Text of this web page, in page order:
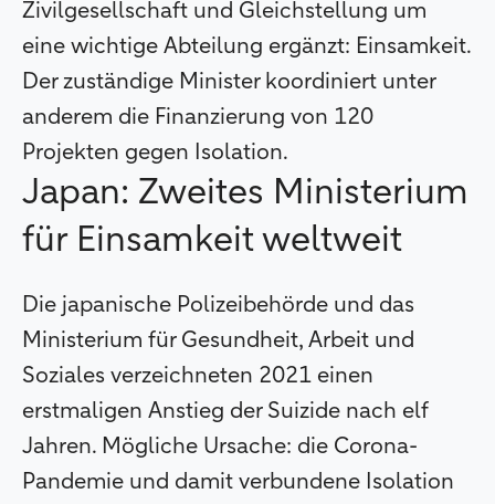
Zivilgesellschaft und Gleichstellung um
eine wichtige Abteilung ergänzt: Einsamkeit.
Der zuständige Minister koordiniert unter
anderem die Finanzierung von 120
Projekten gegen Isolation.
Japan: Zweites Ministerium
für Einsamkeit weltweit
Die japanische Polizeibehörde und das
Ministerium für Gesundheit, Arbeit und
Soziales verzeichneten 2021 einen
erstmaligen Anstieg der Suizide nach elf
Jahren. Mögliche Ursache: die Corona-
Pandemie und damit verbundene Isolation